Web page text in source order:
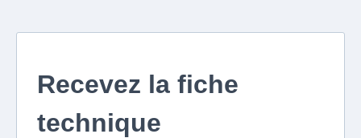
Recevez la fiche
technique